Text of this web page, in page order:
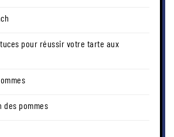
pour réussir votre tarte aux
des pommes